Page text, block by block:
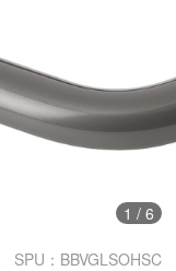
1 / 6
SPU：BBVGLSOHSC